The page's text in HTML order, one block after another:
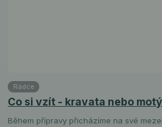
Rádce
Co si vzít - kravata nebo
Během přípravy přicházíme na své